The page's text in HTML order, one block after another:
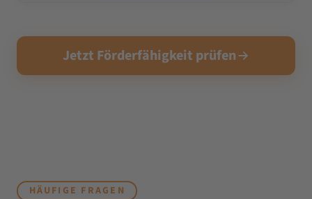
Jetzt Förderfähigkeit prüfen
HÄUFIGE FRAGEN